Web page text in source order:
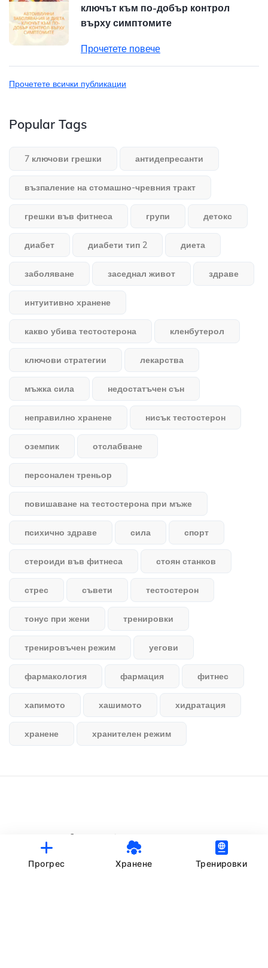
ключът към по-добър контрол
върху симптомите
Прочетете повече
Прочетете всички публикации
Popular Tags
7 ключови грешки антидепресанти
възпаление на стомашно-чревния тракт
грешки във фитнеса групи детокс
диабет диабети тип 2 диета
заболяване заседнал живот здраве
интуитивно хранене
какво убива тестостерона кленбутерол
ключови стратегии лекарства
мъжка сила недостатъчен сън
неправилно хранене нисък тестостерон
оземпик отслабване
персонален треньор
повишаване на тестостерона при мъже
психично здраве сила спорт
стероиди във фитнеса стоян станков
стрес съвети тестостерон
тонус при жени тренировки
тренировъчен режим уегови
фармакология фармация фитнес
хапимото хашимото хидратация
хранене хранителен режим
© StankovFit Progress App | 2025
Crafted with love by
Прогрес Хранене Тренировки